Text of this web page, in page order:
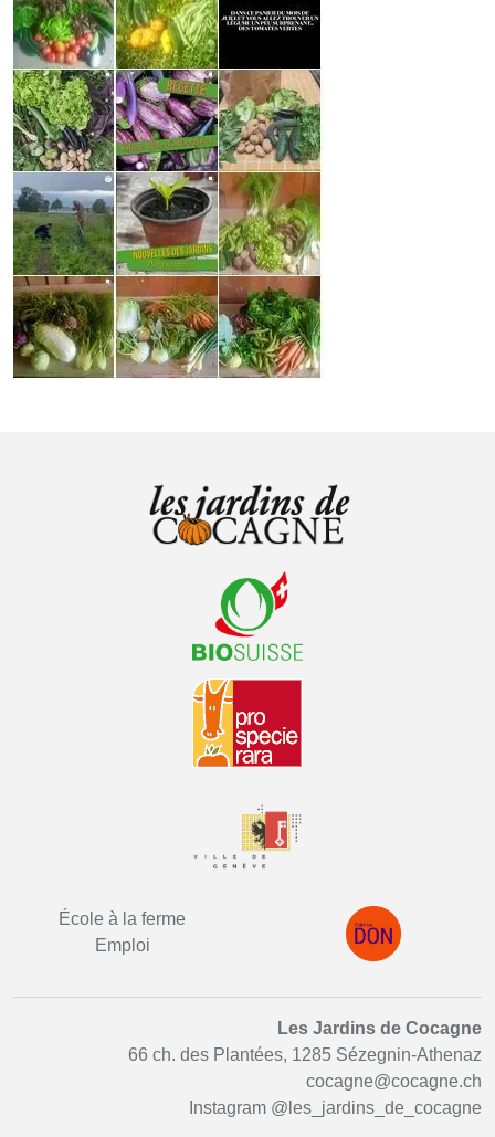
École à la ferme
Emploi
Les Jardins de Cocagne
66 ch. des Plantées, 1285 Sézegnin-Athenaz
cocagne@cocagne.ch
Instagram @les_jardins_de_cocagne